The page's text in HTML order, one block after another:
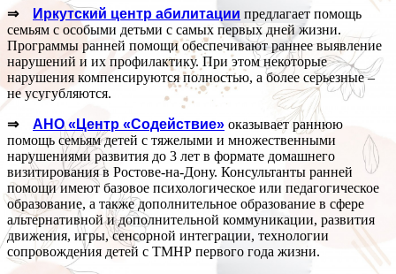
⇒ Иркутский центр абилитации предлагает помощь
семьям с особыми детьми с самых первых дней жизни.
Программы ранней помощи обеспечивают раннее выявление
нарушений и их профилактику. При этом некоторые
нарушения компенсируются полностью, а более серьезные –
не усугубляются.
⇒ АНО «Центр «Содействие» оказывает раннюю
помощь семьям детей с тяжелыми и множественными
нарушениями развития до 3 лет в формате домашнего
визитирования в Ростове-на-Дону. Консультанты ранней
помощи имеют базовое психологическое или педагогическое
образование, а также дополнительное образование в сфере
альтернативной и дополнительной коммуникации, развития
движения, игры, сенсорной интеграции, технологии
сопровождения детей с ТМНР первого года жизни.